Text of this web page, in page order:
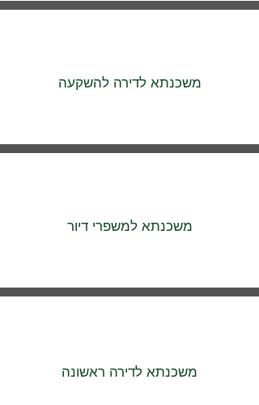
משכנתא לדירה להשקעה
משכנתא למשפרי דיור
משכנתא לדירה ראשונה